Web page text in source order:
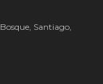
Santiago,